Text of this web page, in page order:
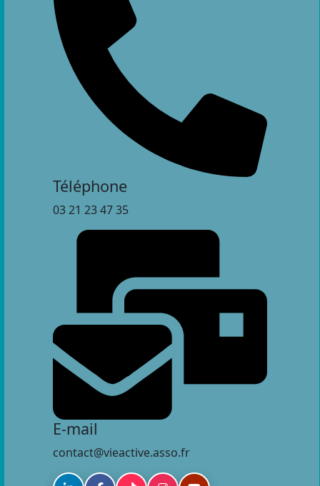
Téléphone
03 21 23 47 35
E-mail
contact@vieactive.asso.fr